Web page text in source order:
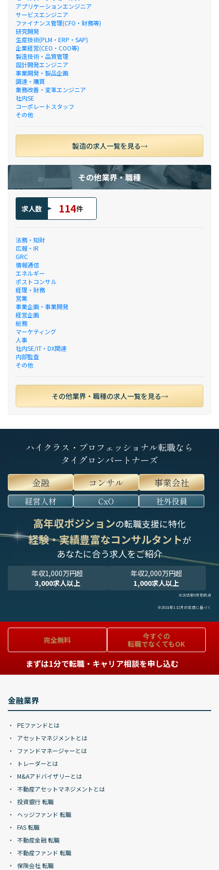
アプリケーションエンジニア
サービスエンジニア
ファイナンス管理(CFO・財務等)
研究開発
生産技術(PLM・ERP・SAP)
企業経営(CEO・COO等)
製造技術・品質管理
設計開発エンジニア
事業開発・製品企画
調達・購買
業務改善・変革エンジニア
社内SE
コーポレートスタッフ
その他
製造の求人一覧を見る
その他業界・職種
求人数 114件
法務・知財
広報・IR
GRC
情報通信
エネルギー
ポストコンサル
経理・財務
営業
事業企画・事業開発
経営企画
総務
マーケティング
人事
社内SE/IT・DX関連
内部監査
その他
その他業界・職種の求人一覧を見る
ハイクラス・プロフェッショナル転職なら
タイグロンパートナーズ
金融
コンサル 事業会社
経営人材 CxO 社外役員
高年収ポジションの転職支援に特化
経験・実績豊富なコンサルタントが
あなたに合う求人をご紹介
年収1,000万円超
3,000求人以上
年収2,000万円超
1,000求人以上
※2025年9月末時点
※2024年1-12月の実績に基づく
完全無料
今すぐの
転職でなくてもOK
まずは1分で転職・キャリア相談を申し込む
金融業界
PEファンドとは
アセットマネジメントとは
ファンドマネージャーとは
トレーダーとは
M&Aアドバイザリーとは
不動産アセットマネジメントとは
投資銀行 転職
ヘッジファンド 転職
FAS 転職
不動産金融 転職
不動産ファンド 転職
保険会社 転職